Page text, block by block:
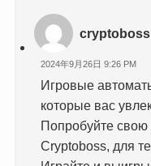
2024年9月26日 9:26 PM
Игровые
которые вас
Попробуйте свою
Cryptoboss, для